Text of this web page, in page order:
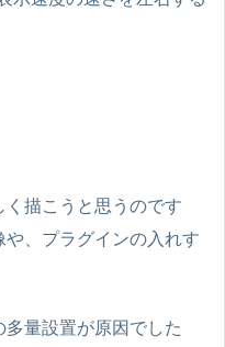
描こうと思うのです
、プラグインの入れす
量設置が原因でした